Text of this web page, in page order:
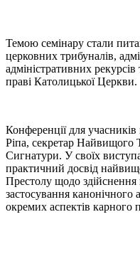
Темою семінару стали
церковних трибуналів,
адміністративних
праві Католицької Церкви.
Конференції для
Ріпа, секретар Найвищого
Сигнатури. У своїх
практичний досвід
Престолу щодо здійснення
застосування канонічного
окремих аспектів карного